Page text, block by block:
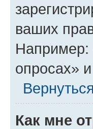
ваших
Например:
опросах» и
Как мне